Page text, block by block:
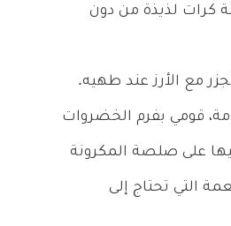
كرات لذيذة من دون
مع الأرز عند طهيه.
قومي بفرم الخضروات
على صلصة المكرونة
التي تحتاج إلى